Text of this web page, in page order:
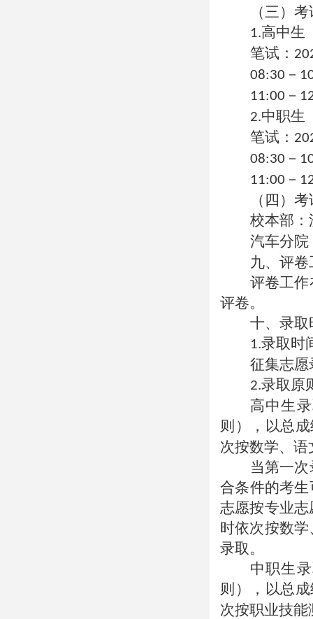
（三）
1.高中生
笔试：
08:30 －
11:00 －
2.中职生
笔试：
08:30 －
11:00 －
（四）
校本部：
汽车分院
九、评卷
评卷工
评卷。
十、录取
1.录取时
征集志愿
2.录取原
高中生
则），以总
次按数学、
当第一
合条件的考
志愿按专业
时依次按数
录取。
中职生
则），以总
次按职业技